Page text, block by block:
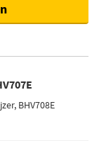
BHV708E